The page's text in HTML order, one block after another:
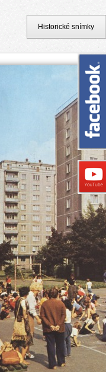
Historické snímky